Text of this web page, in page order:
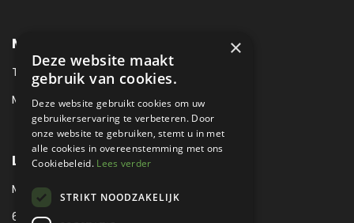
METROPOLE MUSEUM CONTACT
TEL:+31 (0) 88 425 94 00
MAIL:MUSEUM@METROPOLE.NL
LOCATIE
MEUBELLAAN 1 / VIA ENZO FERRARI
6651 KV DRUTEN / THE NETHERLANDS
×
Deze website maakt
gebruik van cookies.
Deze website gebruikt cookies om uw
gebruikerservaring te verbeteren. Door
onze website te gebruiken, stemt u in met
alle cookies in overeenstemming met ons
Cookiebeleid. Lees verder
STRIKT NOODZAKELIJK